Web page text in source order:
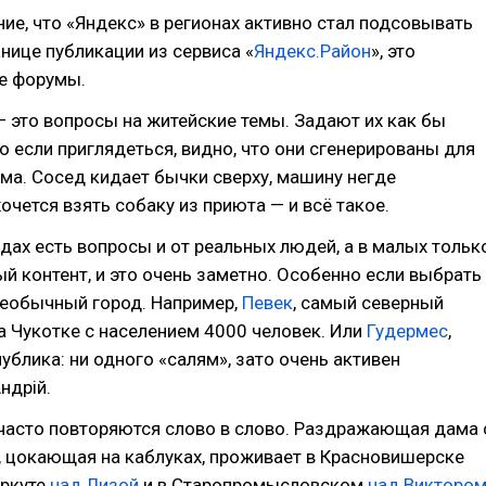
что «Яндекс» в регионах активно стал подсовывать
публикации из сервиса «Яндекс.Район», это
форумы.
это вопросы на житейские темы. Задают их как бы
если приглядеться, видно, что они сгенерированы для
Сосед кидает бычки сверху, машину негде
взять собаку из приюта — и всё такое.
есть вопросы и от реальных людей, а в малых
контент, и это очень заметно. Особенно если выбрать
город. Например, Певек, самый северный
Чукотке с населением 4000 человек. Или Гудермес,
ни одного «салям», зато очень активен
повторяются слово в слово. Раздражающая дама
цокающая на каблуках, проживает в Красновишерске